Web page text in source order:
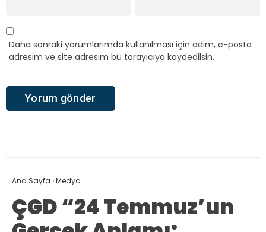
Daha sonraki yorumlarımda kullanılması için adım, e-posta
adresim ve site adresim bu tarayıcıya kaydedilsin.
Ana Sayfa ›Medya
ÇGD “24 Temmuz’un